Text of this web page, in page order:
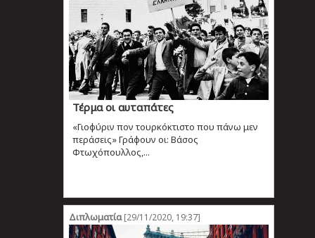
Τέρμα οι αυταπάτες
«Γιοφύριν πον τουρκόκτιστο που πάνω μεν
περάσεις» Γράφουν οι: Βάσος
Φτωχόπουλλος,...
Διπλωματία[29/11/2020, 19:37]